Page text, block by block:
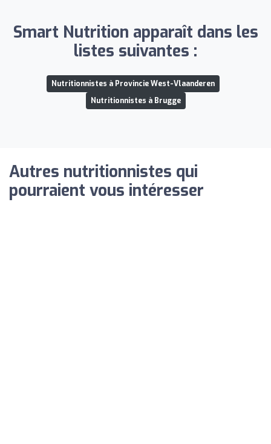
Smart Nutrition apparaît dans les
listes suivantes :
Nutritionnistes à Provincie West-Vlaanderen
Nutritionnistes à Brugge
Autres nutritionnistes qui
pourraient vous intéresser